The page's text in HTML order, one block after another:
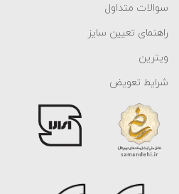
سوالات متداول
راهنمای تعیین سایز
ویترین
شرایط تعویض